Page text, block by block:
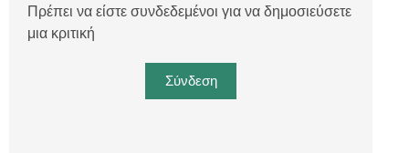
Πρέπει να είστε συνδεδεμένοι για να δημοσιεύσετε
μια κριτική
Σύνδεση